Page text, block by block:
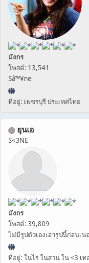
มังกร
โพสต์: 13,541
Sâ™¥ne
ที่อยู่: เพชรบุรี ประเทศไทย
ยุนเอ
S<3NE
มังกร
โพสต์: 39,809
ไม่มีรูปตัวเองเอารูปนี้ก่อนเน
ที่อยู่: ในไร่ ในสวน ใน <3 เท